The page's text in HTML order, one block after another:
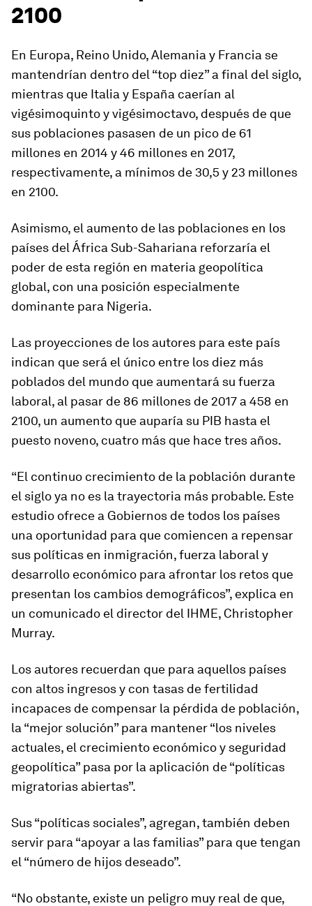
2100
En Europa, Reino Unido, Alemania y Francia se
mantendrían dentro del “top diez” a final del siglo,
mientras que Italia y España caerían al
vigésimoquinto y vigésimoctavo, después de que
sus poblaciones pasasen de un pico de 61
millones en 2014 y 46 millones en 2017,
respectivamente, a mínimos de 30,5 y 23 millones
en 2100.
Asimismo, el aumento de las poblaciones en los
países del África Sub-Sahariana reforzaría el
poder de esta región en materia geopolítica
global, con una posición especialmente
dominante para Nigeria.
Las proyecciones de los autores para este país
indican que será el único entre los diez más
poblados del mundo que aumentará su fuerza
laboral, al pasar de 86 millones de 2017 a 458 en
2100, un aumento que auparía su PIB hasta el
puesto noveno, cuatro más que hace tres años.
“El continuo crecimiento de la población durante
el siglo ya no es la trayectoria más probable. Este
estudio ofrece a Gobiernos de todos los países
una oportunidad para que comiencen a repensar
sus políticas en inmigración, fuerza laboral y
desarrollo económico para afrontar los retos que
presentan los cambios demográficos”, explica en
un comunicado el director del IHME, Christopher
Murray.
Los autores recuerdan que para aquellos países
con altos ingresos y con tasas de fertilidad
incapaces de compensar la pérdida de población,
la “mejor solución” para mantener “los niveles
actuales, el crecimiento económico y seguridad
geopolítica” pasa por la aplicación de “políticas
migratorias abiertas”.
Sus “políticas sociales”, agregan, también deben
servir para “apoyar a las familias” para que tengan
el “número de hijos deseado”.
“No obstante, existe un peligro muy real de que,